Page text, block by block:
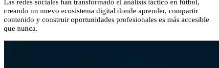
Las redes sociales han transformado el análisis táctico en fútbol,
creando un nuevo ecosistema digital donde aprender, compartir
contenido y construir oportunidades profesionales es más accesible
que nunca.